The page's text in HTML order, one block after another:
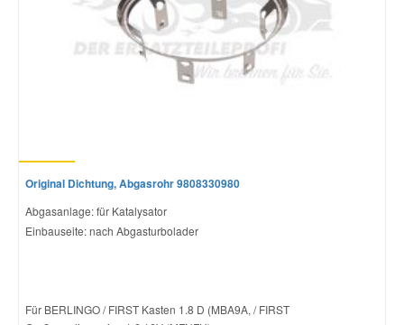
Original Dichtung, Abgasrohr 9808330980
Abgasanlage: für Katalysator
Einbauseite: nach Abgasturbolader
Für BERLINGO / FIRST Kasten 1.8 D (MBA9A, / FIRST